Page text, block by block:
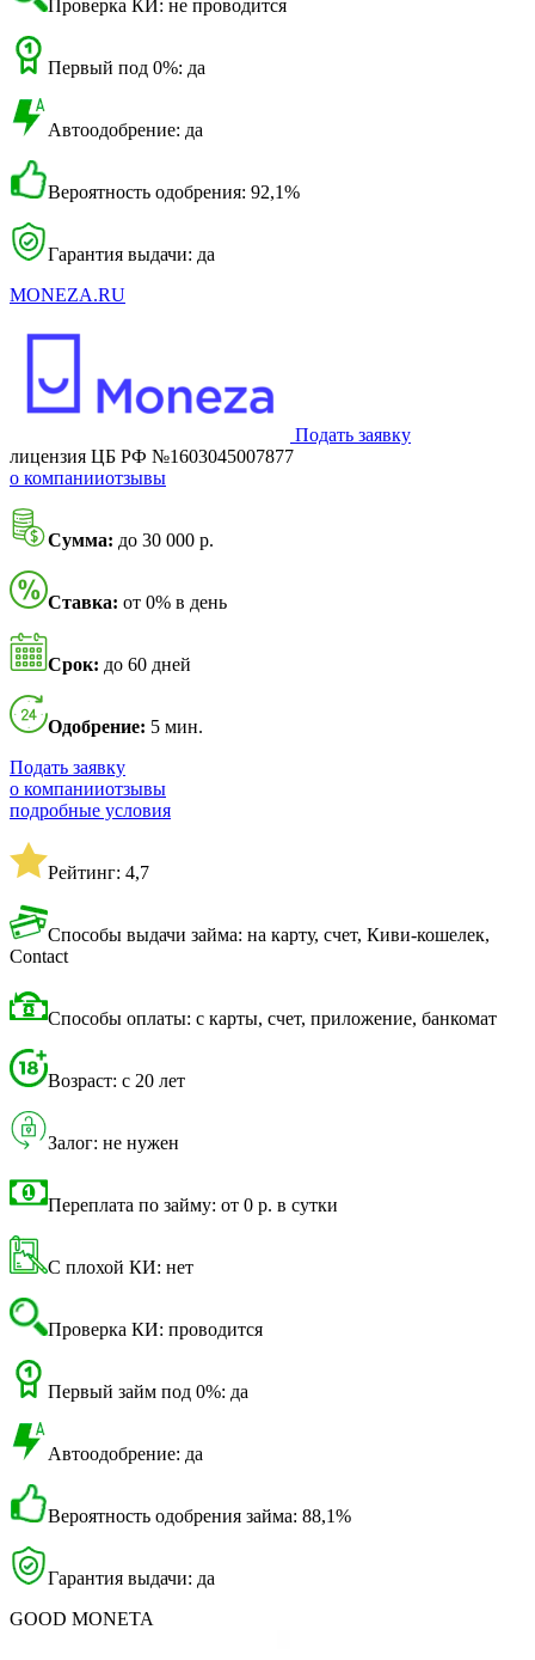
Проверка КИ: не проводится
Первый под 0%: да
Автоодобрение: да
Вероятность одобрения: 92,1%
Гарантия выдачи: да
MONEZA.RU
Подать заявку
лицензия ЦБ РФ №1603045007877
о компанииотзывы
Сумма: до 30 000 р.
Ставка: от 0% в день
Срок: до 60 дней
Одобрение: 5 мин.
Подать заявку
о компанииотзывы
подробные условия
Рейтинг: 4,7
Способы выдачи займа: на карту, счет, Киви-кошелек,
Contact
Способы оплаты: с карты, счет, приложение, банкомат
Возраст: с 20 лет
Залог: не нужен
Переплата по займу: от 0 р. в сутки
С плохой КИ: нет
Проверка КИ: проводится
Первый займ под 0%: да
Автоодобрение: да
Вероятность одобрения займа: 88,1%
Гарантия выдачи: да
GOOD MONETA